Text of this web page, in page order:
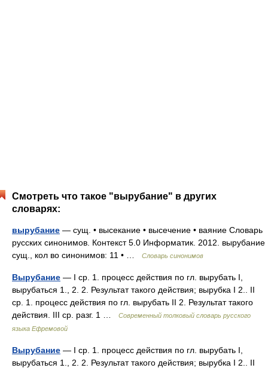
Смотреть что такое "вырубание" в других
словарях:
вырубание — сущ. • высекание • высечение • ваяние Словарь
русских синонимов. Контекст 5.0 Информатик. 2012. вырубание
сущ., кол во синонимов: 11 • …
Словарь синонимов
Вырубание — I ср. 1. процесс действия по гл. вырубать I,
вырубаться 1., 2. 2. Результат такого действия; вырубка I 2.. II
ср. 1. процесс действия по гл. вырубать II 2. Результат такого
действия. III ср. разг. 1 …
Современный толковый словарь русского
языка Ефремовой
Вырубание — I ср. 1. процесс действия по гл. вырубать I,
вырубаться 1., 2. 2. Результат такого действия; вырубка I 2.. II